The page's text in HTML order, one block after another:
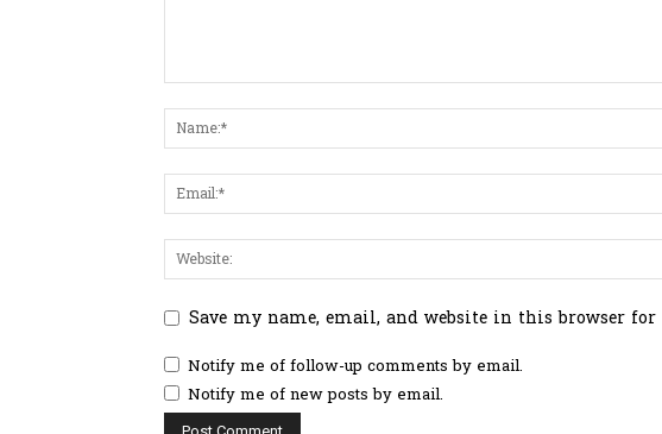
Save my name, email, and website in this browser
Notify me of follow-up comments by email.
Notify me of new posts by email.